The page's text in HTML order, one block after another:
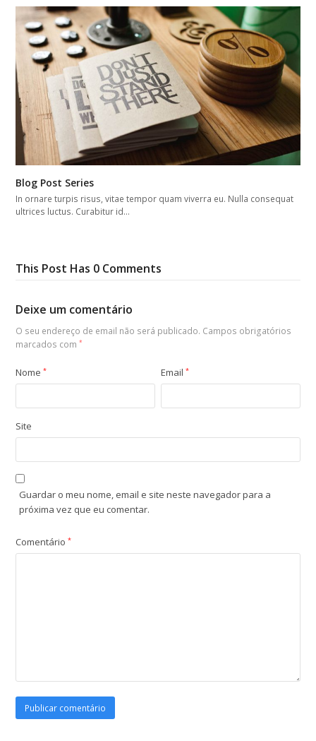
Blog Post Series
In ornare turpis risus, vitae tempor quam viverra eu. Nulla consequat
ultrices luctus. Curabitur id…
This Post Has 0 Comments
Deixe um comentário
O seu endereço de email não será publicado. Campos obrigatórios
marcados com*
Nome* Email*
Site
Guardar o meu nome, email e site neste navegador para a
próxima vez que eu comentar.
Comentário*